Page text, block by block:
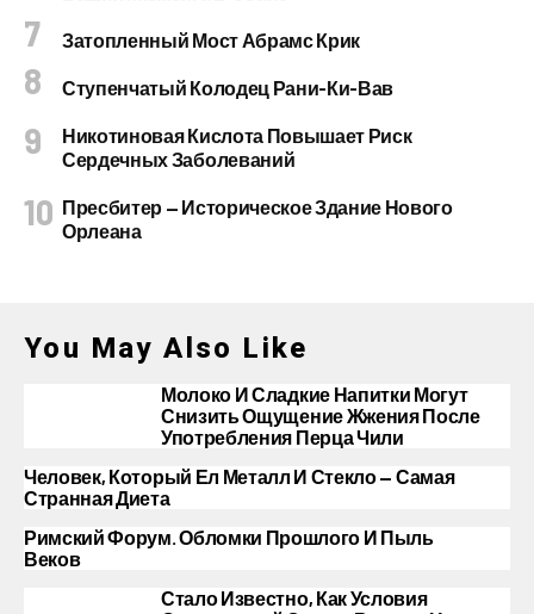
Затопленный Мост Абрамс Крик
Ступенчатый Колодец Рани-Ки-Вав
Никотиновая Кислота Повышает Риск
Сердечных Заболеваний
Пресбитер — Историческое Здание Нового
Орлеана
You May Also Like
Молоко И Сладкие Напитки Могут
Снизить Ощущение Жжения После
Употребления Перца Чили
Человек, Который Ел Металл И Стекло — Самая
Странная Диета
Римский Форум. Обломки Прошлого И Пыль
Веков
Стало Известно, Как Условия